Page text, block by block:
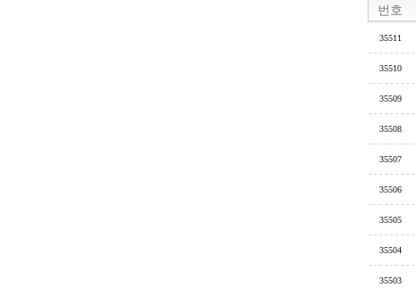
번호
35511
35510
35509
35508
35507
35506
35505
35504
35503